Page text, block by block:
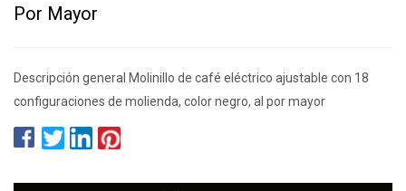
Por Mayor
Descripción general Molinillo de café eléctrico ajustable con 18
configuraciones de molienda, color negro, al por mayor